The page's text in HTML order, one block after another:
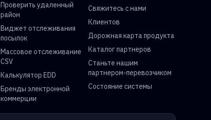
Проверить удаленный
район
Виджет отслеживания
посылок
Массовое отслеживание
CSV
Калькулятор EDD
Бренды электронной
коммерции
Свяжитесь с нами
Клиентов
Дорожная карта продукта
Каталог партнеров
Станьте нашим
партнером-перевозчиком
Состояние системы